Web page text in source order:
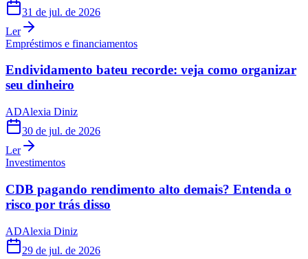
31 de jul. de 2026
Ler
Empréstimos e financiamentos
Endividamento bateu recorde: veja como organizar
seu dinheiro
ADAlexia Diniz
30 de jul. de 2026
Ler
Investimentos
CDB pagando rendimento alto demais? Entenda o
risco por trás disso
ADAlexia Diniz
29 de jul. de 2026